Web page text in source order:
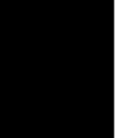
mostrando? déjanos
y general